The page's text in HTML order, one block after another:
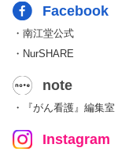
Facebook
・南江堂公式
・NurSHARE
note
・『がん看護』編集室
Instagram